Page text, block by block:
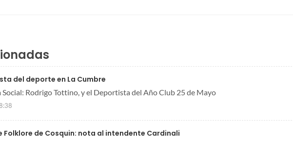
del deporte en La Cumbre
Rodrigo Tottino, y el Deportista del Año Club 25 de Mayo
Folklore de Cosquin: nota al intendente Cardinali